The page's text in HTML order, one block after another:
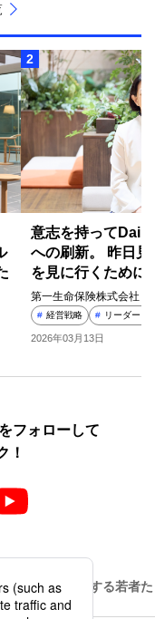
2
意志を持って
への刷新。 昨日
を見に行くために
第一生命保険株式会社
# 経営戦略 # リーダーシ
2026年03月13日
フォローして
！
開きます
ドウを開きます
ウィンドウを開きます
新規ウィンドウを開
利効果を意識する若者た